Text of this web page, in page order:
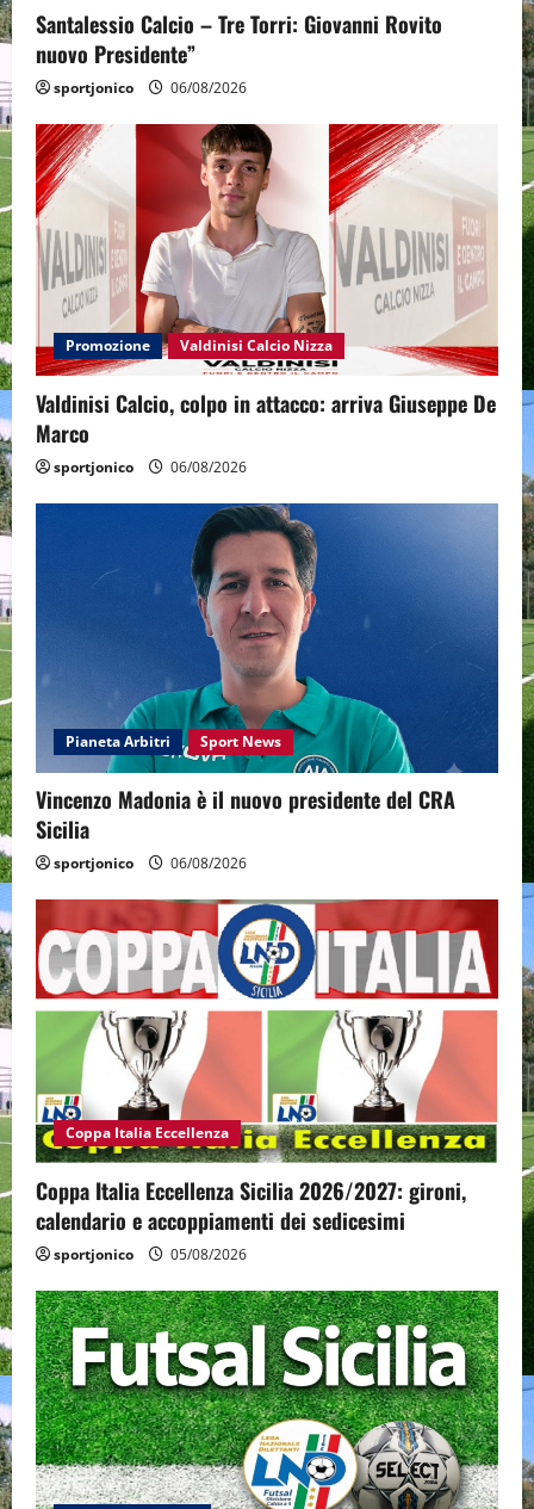
Santalessio Calcio – Tre Torri: Giovanni Rovito
nuovo Presidente”
sportjonico 06/08/2026
Promozione Valdinisi Calcio Nizza
Valdinisi Calcio, colpo in attacco: arriva Giuseppe De
Marco
sportjonico 06/08/2026
Pianeta Arbitri Sport News
Vincenzo Madonia è il nuovo presidente del CRA
Sicilia
sportjonico 06/08/2026
Coppa Italia Eccellenza
Coppa Italia Eccellenza Sicilia 2026/2027: gironi,
calendario e accoppiamenti dei sedicesimi
sportjonico 05/08/2026